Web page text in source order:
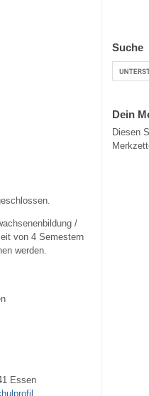
/
von 4 Semestern
werden.
Essen
Suche
Dein
Diesen